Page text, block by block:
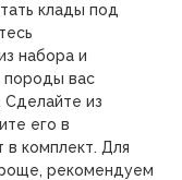
клады под
набора и
породы вас
Сделайте из
его в
в комплект. Для
рекомендуем